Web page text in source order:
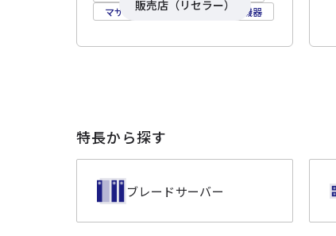
マザーボード
ネットワーク機器
販売店（リセラー）
特長から探す
ブレードサーバー